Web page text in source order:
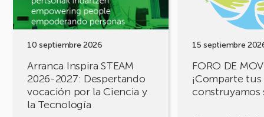
10 septiembre 2026
Arranca Inspira STEAM
2026-2027: Despertando
vocación por la Ciencia y
la Tecnología
2027:
Despertando
vocación
Ciencia
Tecnología
15 septiembre
FORO DE
¡Comparte
construyamos
soluciones!